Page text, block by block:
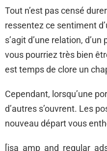
Tout n’est pas censé
ressentez ce sentiment
s’agit d’une relation,
vous pourriez très bien
est temps de clore un
Cependant, lorsqu’une
d’autres s’ouvrent. Les
nouveau départ vous